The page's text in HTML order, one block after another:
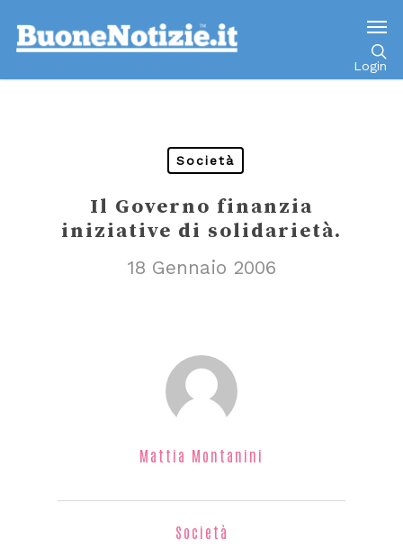
Login
Società
Il Governo finanzia
iniziative di solidarietà.
18 Gennaio 2006
Mattia Montanini
Società
Go to mobile version